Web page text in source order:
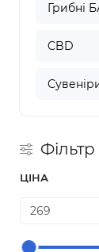
Грибні
CBD
Фільтр
ЦІНА